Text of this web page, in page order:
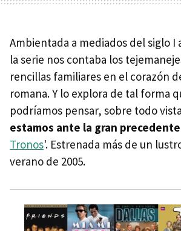
Ambientada a mediados del siglo I
la serie nos contaba los
rencillas familiares en el corazón
romana. Y lo explora de tal forma
podríamos pensar, sobre todo
estamos ante la gran precedente
Tronos'. Estrenada más de un
verano de 2005.